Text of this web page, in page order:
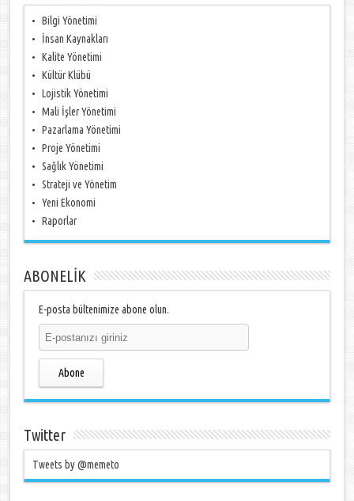
Bilgi Yönetimi
İnsan Kaynakları
Kalite Yönetimi
Kültür Klübü
Lojistik Yönetimi
Mali İşler Yönetimi
Pazarlama Yönetimi
Proje Yönetimi
Sağlık Yönetimi
Strateji ve Yönetim
Yeni Ekonomi
Raporlar
ABONELİK
E-posta bültenimize abone olun.
Abone
Twitter
Tweets by @memeto